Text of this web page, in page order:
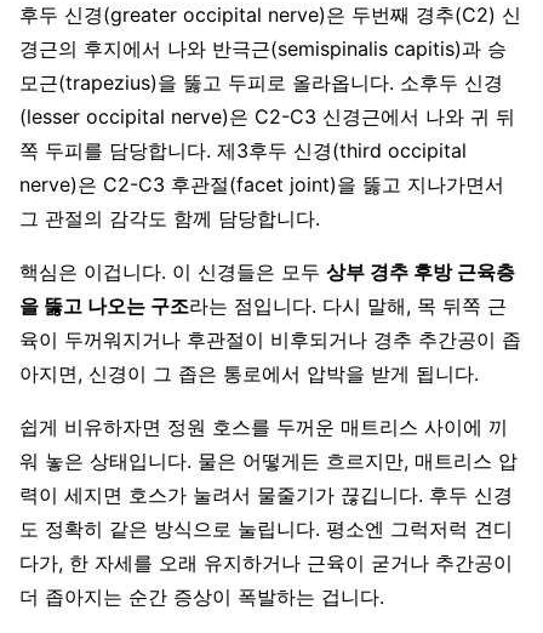
후두 신경(greater occipital nerve)은 두번째 경추(C2) 신
경근의 후지에서 나와 반극근(semispinalis capitis)과 승
모근(trapezius)을 뚫고 두피로 올라옵니다. 소후두 신경
(lesser occipital nerve)은 C2-C3 신경근에서 나와 귀 뒤
쪽 두피를 담당합니다. 제3후두 신경(third occipital
nerve)은 C2-C3 후관절(facet joint)을 뚫고 지나가면서
그 관절의 감각도 함께 담당합니다.
핵심은 이겁니다. 이 신경들은 모두 상부 경추 후방 근육층
을 뚫고 나오는 구조라는 점입니다. 다시 말해, 목 뒤쪽 근
육이 두꺼워지거나 후관절이 비후되거나 경추 추간공이 좁
아지면, 신경이 그 좁은 통로에서 압박을 받게 됩니다.
쉽게 비유하자면 정원 호스를 두꺼운 매트리스 사이에 끼
워 놓은 상태입니다. 물은 어떻게든 흐르지만, 매트리스 압
력이 세지면 호스가 눌려서 물줄기가 끊깁니다. 후두 신경
도 정확히 같은 방식으로 눌립니다. 평소엔 그럭저럭 견디
다가, 한 자세를 오래 유지하거나 근육이 굳거나 추간공이
더 좁아지는 순간 증상이 폭발하는 겁니다.